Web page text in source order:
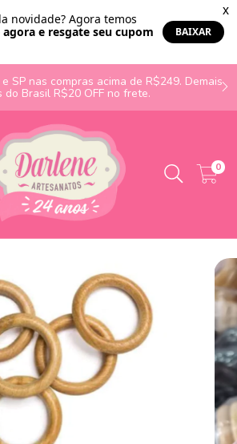
SP nas compras acima de R$249. Demais
do Brasil R$20 OFF no frete.
0